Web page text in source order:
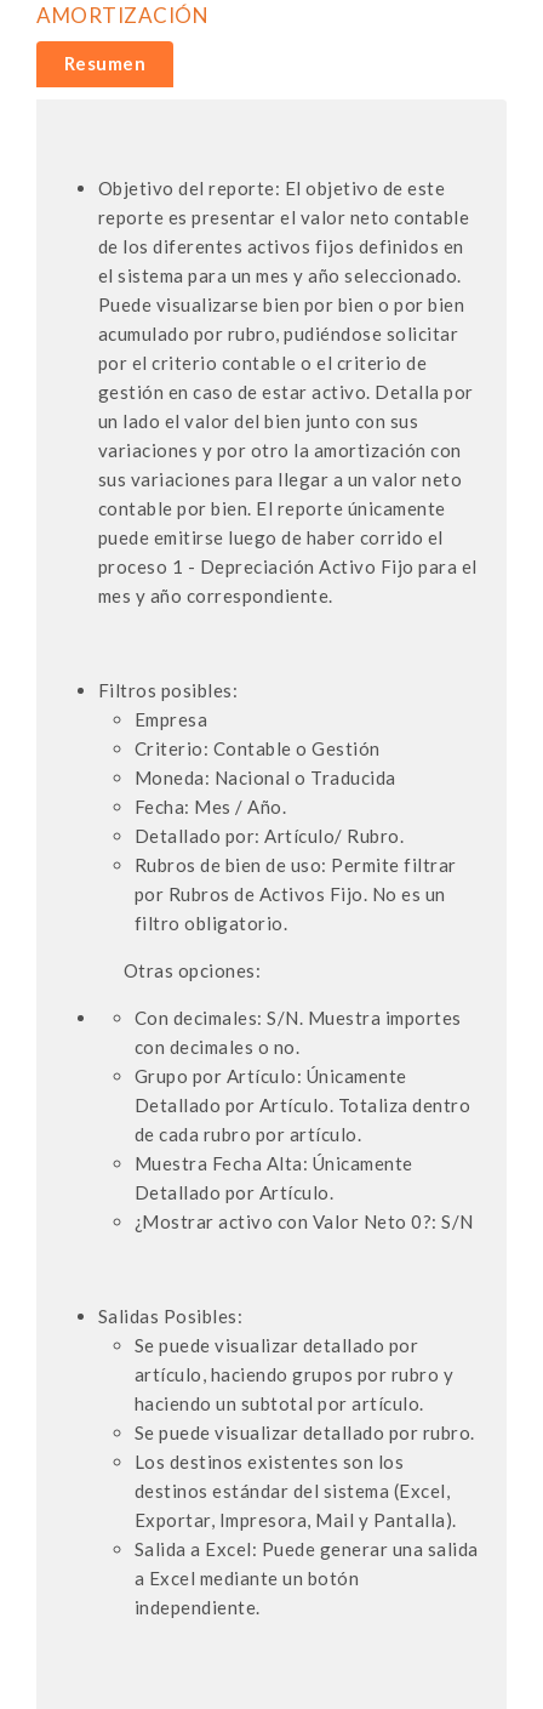
AMORTIZACIÓN
Resumen
Objetivo del reporte: El objetivo de este
reporte es presentar el valor neto contable
de los diferentes activos fijos definidos en
el sistema para un mes y año seleccionado.
Puede visualizarse bien por bien o por bien
acumulado por rubro, pudiéndose solicitar
por el criterio contable o el criterio de
gestión en caso de estar activo. Detalla por
un lado el valor del bien junto con sus
variaciones y por otro la amortización con
sus variaciones para llegar a un valor neto
contable por bien. El reporte únicamente
puede emitirse luego de haber corrido el
proceso 1 - Depreciación Activo Fijo para el
mes y año correspondiente.
Filtros posibles:
Empresa
Criterio: Contable o Gestión
Moneda: Nacional o Traducida
Fecha: Mes / Año.
Detallado por: Artículo/ Rubro.
Rubros de bien de uso: Permite filtrar
por Rubros de Activos Fijo. No es un
filtro obligatorio.
Otras opciones:
Con decimales: S/N. Muestra importes
con decimales o no.
Grupo por Artículo: Únicamente
Detallado por Artículo. Totaliza dentro
de cada rubro por artículo.
Muestra Fecha Alta: Únicamente
Detallado por Artículo.
¿Mostrar activo con Valor Neto 0?: S/N
Salidas Posibles:
Se puede visualizar detallado por
artículo, haciendo grupos por rubro y
haciendo un subtotal por artículo.
Se puede visualizar detallado por rubro.
Los destinos existentes son los
destinos estándar del sistema (Excel,
Exportar, Impresora, Mail y Pantalla).
Salida a Excel: Puede generar una salida
a Excel mediante un botón
independiente.